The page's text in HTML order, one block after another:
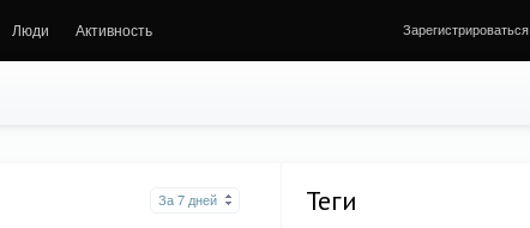
Люди Активность Зарегистрироваться
Теги
За 7 дней